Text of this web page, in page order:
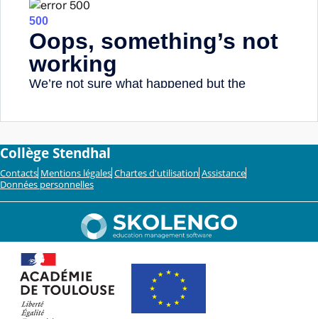
Collège Stendhal
Contacts Mentions légales Chartes d'utilisation Assistance
Données personnelles